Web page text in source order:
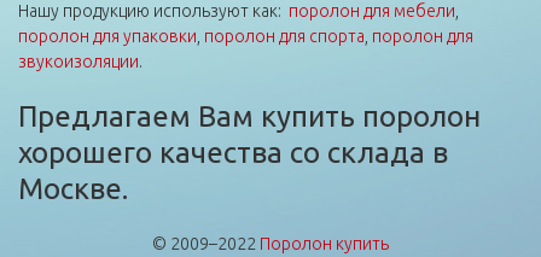
Нашу продукцию используют как: поролон для мебели
поролон для упаковки поролон для спорта поролон для
звукоизоляции.
Предлагаем Вам купить поролон
хорошего качества со склада в
Москве.
© 2009–2022 Поролон купить